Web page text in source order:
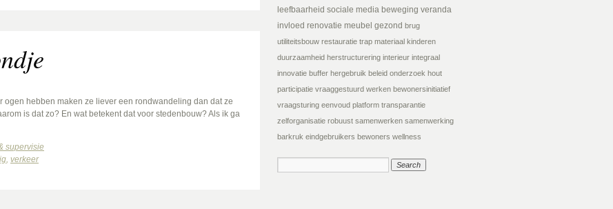
hebben maken ze liever een rondwandeling dan dat ze
is dat zo? En wat betekent dat voor stedenbouw? Als ik ga
supervisie
, verkeer
leefbaarheid sociale media beweging veranda
invloed renovatie meubel gezond brug
utiliteitsbouw restauratie trap materiaal kinderen
duurzaamheid herstructurering interieur integraal
innovatie buffer hergebruik beleid onderzoek hout
participatie vraaggestuurd werken bewonersinitiatief
vraagsturing eenvoud platform transparantie
zelforganisatie robuust samenwerken samenwerking
barkruk eindgebruikers bewoners wellness